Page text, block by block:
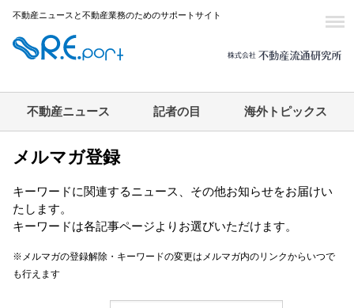
不動産ニュースと不動産業務のためのサポートサイト
不動産ニュース 記者の目 海外トピックス
メルマガ登録
キーワードに関連するニュース、その他お知らせをお届けい
たします。
キーワードは各記事ページよりお選びいただけます。
※メルマガの登録解除・キーワードの変更はメルマガ内のリンクからいつで
も行えます